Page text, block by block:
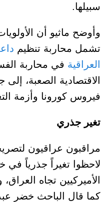
سبيلها.
وأوضح ماثيو أن
تشمل محاربة تنظيم
العراقية في محاربة
الاقتصادية الصعبة،
فيروس كورونا وأزمة
تغير جذري
مراقبون عراقيون
لاحظوا تغيراً جذرياً
الأميركيين تجاه
كما قال الباحث خضر